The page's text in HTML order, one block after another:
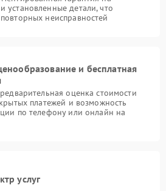
установленные детали, что
неисправностей
и бесплатная
оценка стоимости
платежей и возможность
по телефону или онлайн на
услуг